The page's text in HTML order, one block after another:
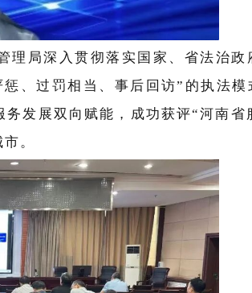
理局深入贯彻落实国家、省法治
、过罚相当、事后回访”的执法
发展双向赋能，成功获评“河南
。